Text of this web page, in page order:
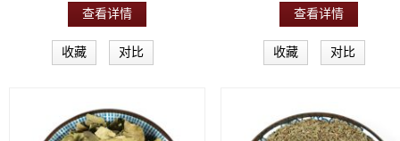
查看详情
收藏 对比
查看详情
收藏 对比